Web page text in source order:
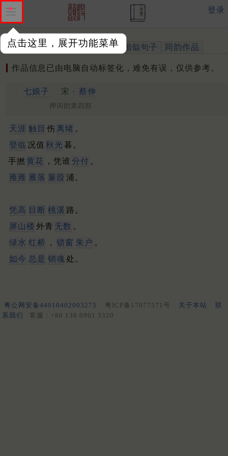
点击这里，展开功能菜单
登录
作品 标注四声 出处、引用 相似句子 同韵作品
作品信息已由电脑自动标签化，难免有误，仅供参考。
七娘子 宋 · 蔡伸
押词韵第四部
天涯 触目 伤 离绪 。
登临 况值 秋光 暮。
手撚 黄花 ，凭谁 分付 。
雍雍 雁落 蒹葭 浦。
凭高 目断 桃溪 路。
屏山楼 外青 无数 。
绿水 红桥 ， 锁窗 朱户 。
如今 总是 销魂 处。
粤公网安备44010402003275 粤ICP备17077571号 关于本站
联
系我们
客服：+86 136 0901 3320